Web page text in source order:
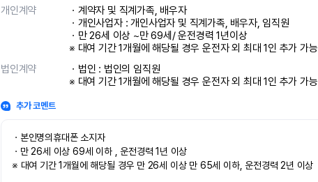
개인계약
ㆍ계약자 및 직계가족, 배우자
ㆍ개인사업자 : 개인사업자 및 직계가족, 배우자, 임직원
ㆍ만 26세 이상 ~만 69세/ 운전경력 1년이상
※ 대여 기간 1개월에 해당될 경우 운전자 외 최대 1인 추가 가능
법인계약
ㆍ법인 : 법인의 임직원
※ 대여 기간 1개월에 해당될 경우 운전자 외 최대 1인 추가 가능
추가 코멘트
ㆍ본인명의휴대폰 소지자
ㆍ만 26세 이상 69세 이하 , 운전경력 1년 이상
※ 대여 기간 1개월에 해당될 경우 만 26세 이상 만 65세 이하, 운전경력 2년 이상